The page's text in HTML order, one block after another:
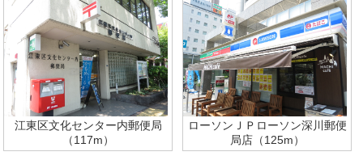
江東区文化センター内郵便局
（117m）
ローソンＪＰローソン深川郵便
局店（125m）